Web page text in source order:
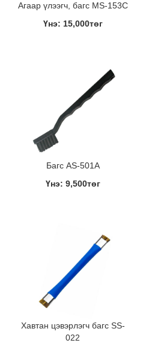
Агаар үлээгч, багс MS-153C
Үнэ: 15,000төг
Багс AS-501A
Үнэ: 9,500төг
Хавтан цэвэрлэгч багс SS-
022